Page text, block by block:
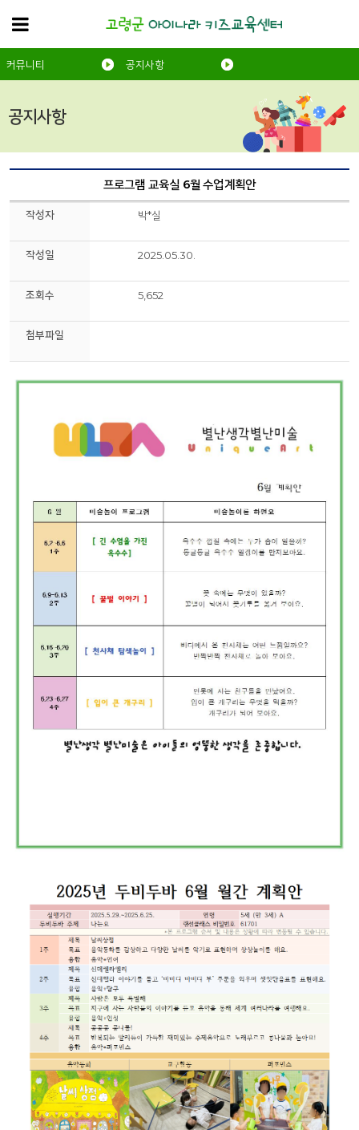
공지사항
커뮤니티 공지사항
프로그램 교육실 6월 수업계획안
작성자 박*실
작성일 2025.05.30.
조회수 5,652
첨부파일